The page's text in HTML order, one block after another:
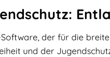
der für die
und der